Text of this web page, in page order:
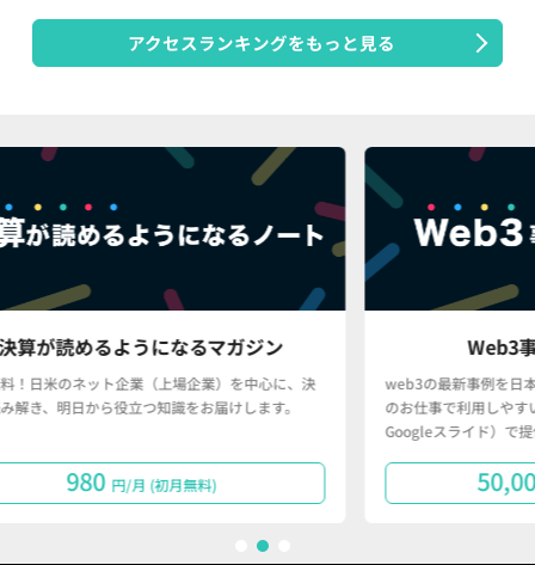
アクセスランキングをもっと見る
ジン
を中心に、決
します。
Web3事例データベース
web3の最新事例を日本語で分かりやすく、かつ、皆さん
のお仕事で利用しやすい形（Googleスプレッドシート・
Googleスライド）で提供するサービスです。